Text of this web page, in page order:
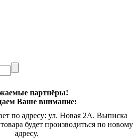
партнёры!
Ваше внимание:
по адресу: ул. Новая 2А. Выписка
будет производиться по новому
адресу.